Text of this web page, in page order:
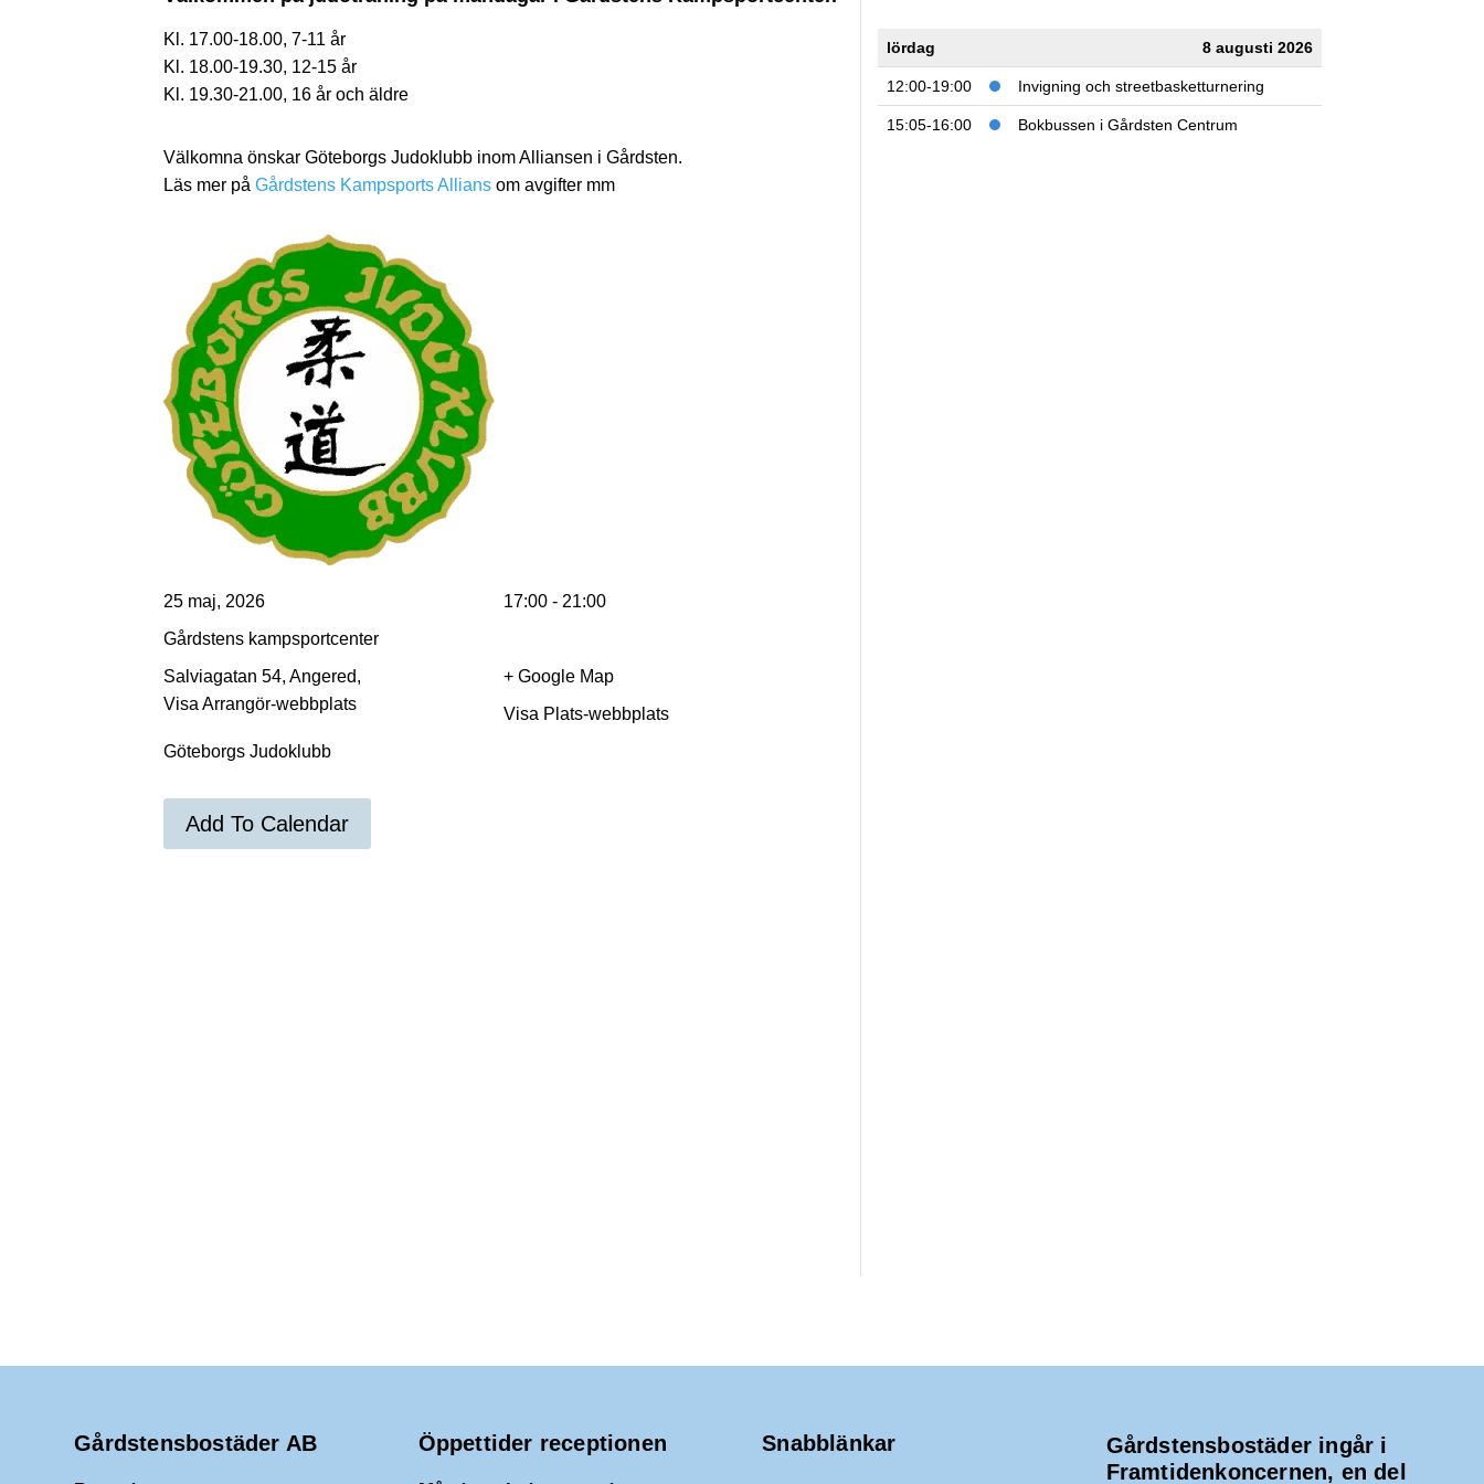
Kl. 17.00-18.00, 7-11 år
Kl. 18.00-19.30, 12-15 år
Kl. 19.30-21.00, 16 år och äldre
Välkomna önskar Göteborgs Judoklubb inom Alliansen i Gårdsten.
Läs mer på Gårdstens Kampsports Allians om avgifter mm
25 maj, 2026
17:00 - 21:00
Gårdstens kampsportcenter
Salviagatan 54, Angered,
+ Google Map
Visa Plats-webbplats
Göteborgs Judoklubb
Visa Arrangör-webbplats
Add To Calendar
lördag 8 augusti 2026
12:00-19:00 Invigning och streetbasketturnering
15:05-16:00 Bokbussen i Gårdsten Centrum
Gårdstensbostäder AB Öppettider receptionen Snabblänkar
Gårdstensbostäder ingår i
Framtidenkoncernen, en del